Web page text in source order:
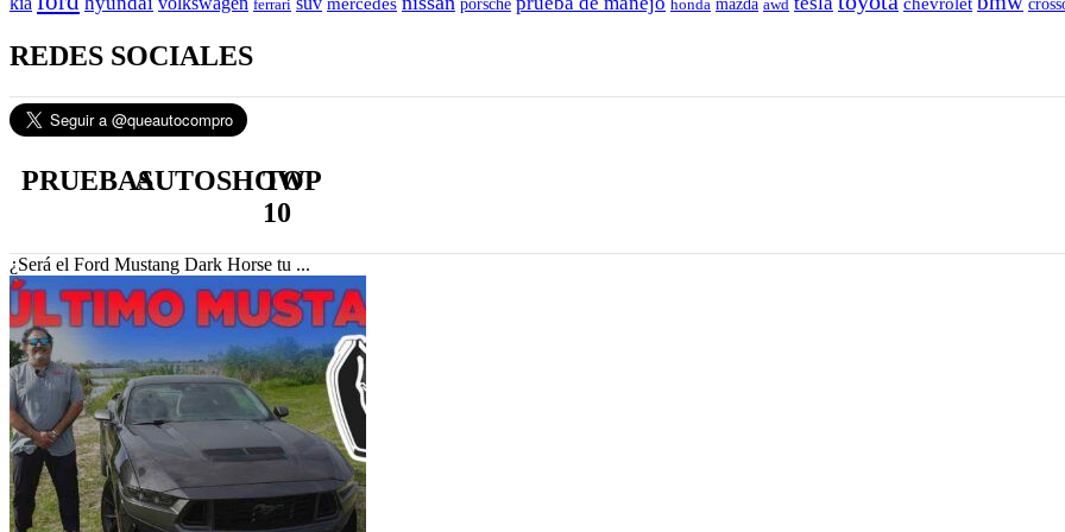
ferrari mercedes porsche honda mazda awd chevrolet
REDES SOCIALES
PRUEBASAUTOSHOW
TOP
10
¿Será el Ford Mustang Dark Horse tu ...